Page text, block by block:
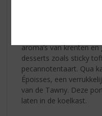
aroma’s van krenten
desserts zoals sticky
pecannotentaart. Qua
Époisses, een
van de Tawny. Deze
laten in de koelkast.